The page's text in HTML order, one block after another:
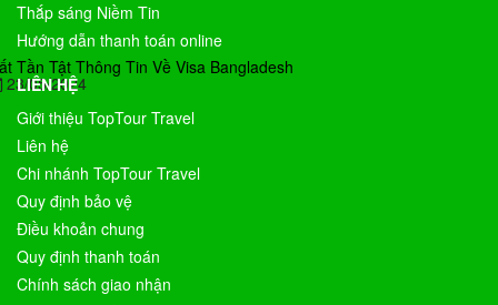
Tần Tật Thông Tin Về Visa Bangladesh
23/05/2024
Thắp sáng Niềm Tin
Hướng dẫn thanh toán online
LIÊN HỆ
Giới thiệu TopTour Travel
Liên hệ
Chi nhánh TopTour Travel
Quy định bảo vệ
Điều khoản chung
Quy định thanh toán
Chính sách giao nhận